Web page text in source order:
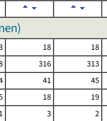
18 18
316 313
41 45
18 19
1 3 2